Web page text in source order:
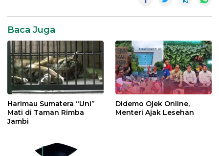
Baca Juga
Harimau Sumatera “Uni”
Mati di Taman Rimba
Jambi
Didemo Ojek Online,
Menteri Ajak Lesehan